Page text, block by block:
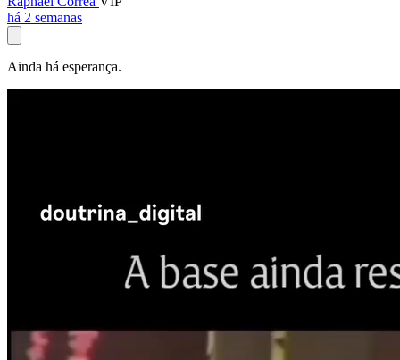
há 2 semanas
Ainda há esperança.